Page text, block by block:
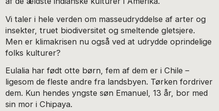
Vi taler i hele verden om masseudryddelse af arter og
insekter, truet biodiversitet og smeltende gletsjere.
Men er klimakrisen nu også ved at udrydde oprindelige
folks kulturer?
Eulalia har født otte børn, fem af dem er i Chile –
ligesom de fleste andre fra landsbyen. Tørken fordriver
dem. Kun hendes yngste søn Emanuel, 13 år, bor med
sin mor i Chipaya.